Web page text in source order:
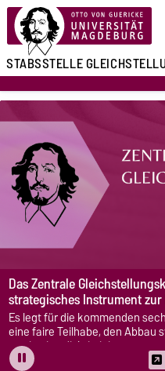
STABSSTELLE
Das Zentrale
strategisches Instrument
Chancengerechtigkeit und
Universität.
Es legt für die kommenden
eine faire Teilhabe, den
sowie eine
familienfreundliche